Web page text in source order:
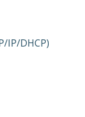
IP/DHCP)